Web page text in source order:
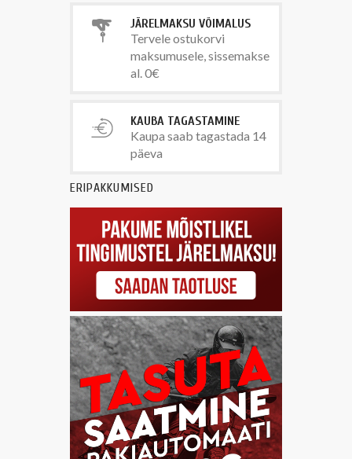
JÄRELMAKSU VÕIMALUS
Tervele ostukorvi
maksumusele, sissemakse
al. 0€
KAUBA TAGASTAMINE
Kaupa saab tagastada 14
päeva
ERIPAKKUMISED